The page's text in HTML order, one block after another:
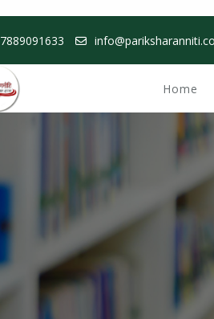
7889091633
Home